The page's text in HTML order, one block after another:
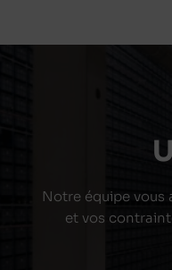
Notre équipe vous
et vos